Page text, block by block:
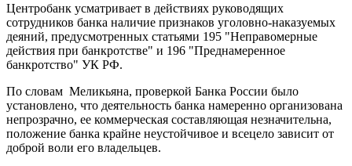
Центробанк усматривает в действиях руководящих
сотрудников банка наличие признаков уголовно-наказуемых
деяний, предусмотренных статьями 195 "Неправомерные
действия при банкротстве" и 196 "Преднамеренное
банкротство" УК РФ.
По словам Меликьяна, проверкой Банка России было
установлено, что деятельность банка намеренно организована
непрозрачно, ее коммерческая составляющая незначительна,
положение банка крайне неустойчивое и всецело зависит от
доброй воли его владельцев.